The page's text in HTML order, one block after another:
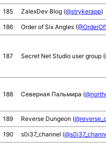
185 ZalexDev Blog (@strykerapp)
186 Order of Six Angles (
187 Secret Net Studio user group (
188 Северная Пальмира (
189 Reverse Dungeon (
190 s0i37_channel (